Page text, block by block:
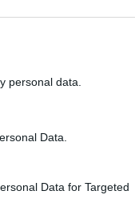
personal data.
Data.
Data for Targeted
ad Acca
degli